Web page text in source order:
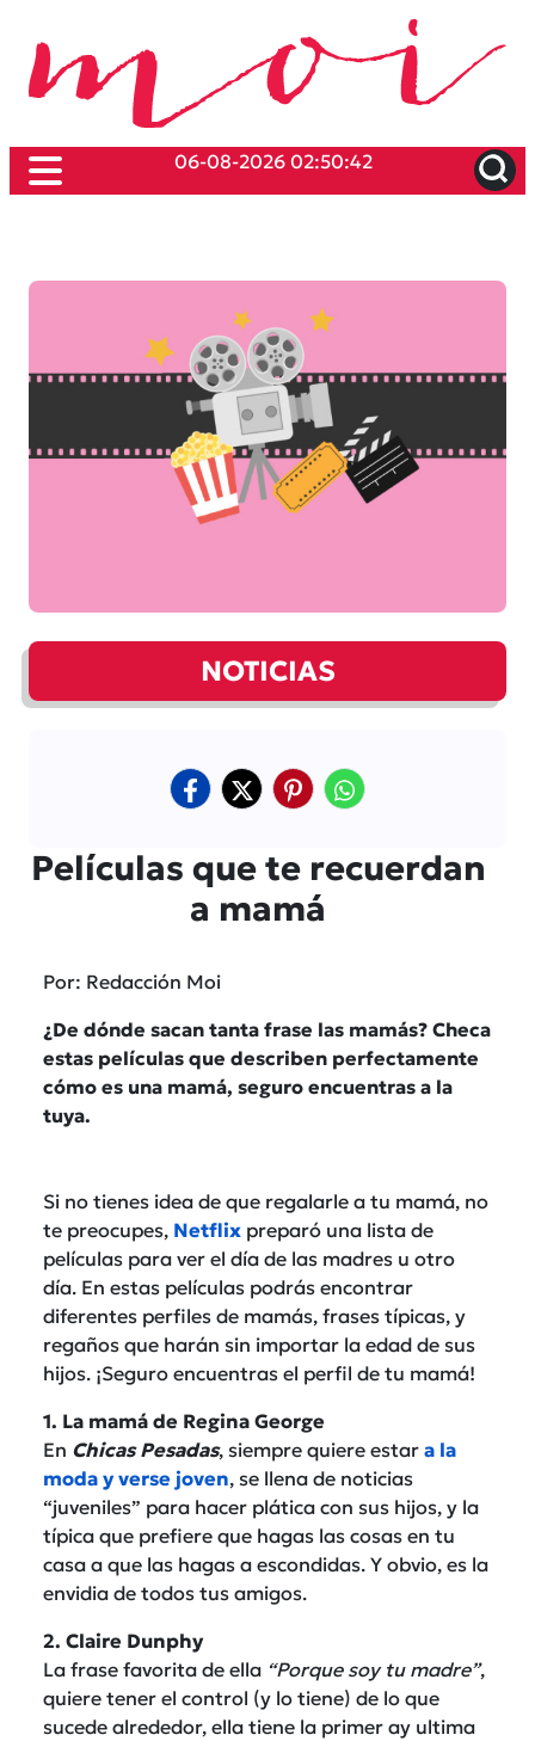
06-08-2026 02:50:42
NOTICIAS
Películas que te recuerdan
a mamá
Por: Redacción Moi
¿De dónde sacan tanta frase las mamás? Checa
estas películas que describen perfectamente
cómo es una mamá, seguro encuentras a la
tuya.
Si no tienes idea de que regalarle a tu mamá, no
te preocupes, Netflix preparó una lista de
películas para ver el día de las madres u otro
día. En estas películas podrás encontrar
diferentes perfiles de mamás, frases típicas, y
regaños que harán sin importar la edad de sus
hijos. ¡Seguro encuentras el perfil de tu mamá!
1. La mamá de Regina George
En Chicas Pesadas, siempre quiere estar a la
moda y verse joven, se llena de noticias
“juveniles” para hacer plática con sus hijos, y la
típica que prefiere que hagas las cosas en tu
casa a que las hagas a escondidas. Y obvio, es la
envidia de todos tus amigos.
2. Claire Dunphy
La frase favorita de ella “Porque soy tu madre”,
quiere tener el control (y lo tiene) de lo que
sucede alrededor, ella tiene la primer ay ultima